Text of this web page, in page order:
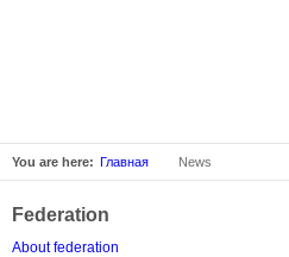
You are here: Главная News
Federation
About federation